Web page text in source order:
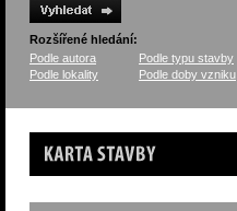
Rozšířené hledání:
Podle autora
Podle typu stavby
Podle lokality
Podle doby vzniku
Karta stavby